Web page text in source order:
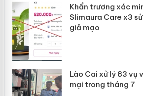
Khẩn trương xác
Slimaura Care x3
giả mạo
Lào Cai xử lý 83 vụ
mại trong tháng 7